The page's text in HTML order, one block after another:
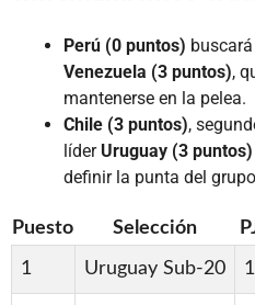
Perú (0 puntos)
Venezuela (3 puntos),
mantenerse en la pelea.
Chile (3 puntos),
líder Uruguay (3 puntos)
definir la punta del
Puesto Selección
1 Uruguay Sub-20 1